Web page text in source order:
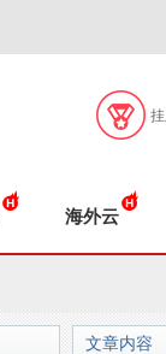
海外云
文章内容